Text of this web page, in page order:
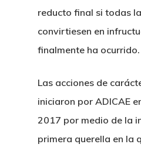
reducto final si todas
convirtiesen en
finalmente ha ocurrido.
Las acciones de
iniciaron por ADICAE
2017 por medio de la
primera querella en la